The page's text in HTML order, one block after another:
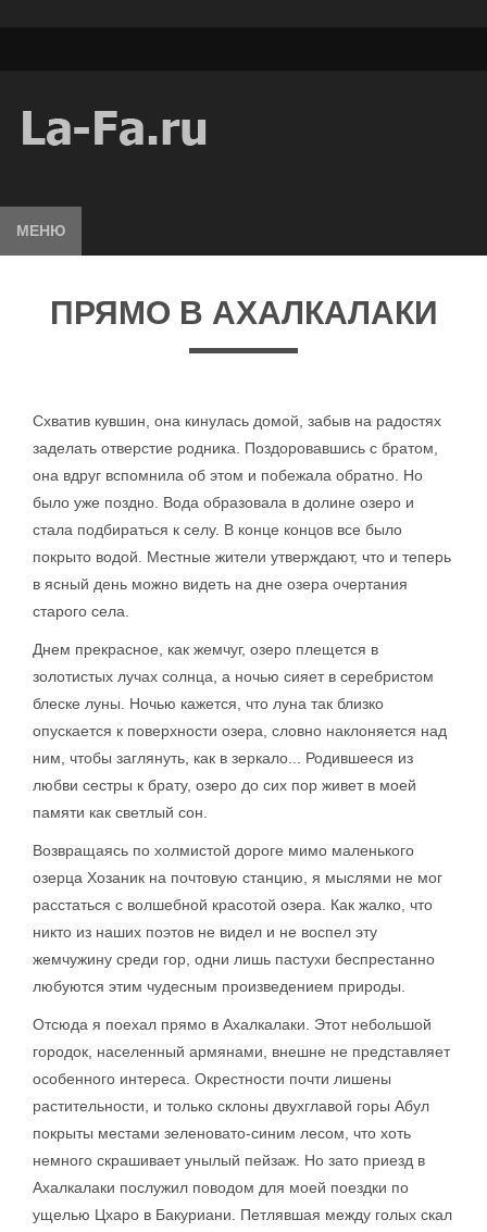
МЕНЮ
ПРЯМО В АХАЛКАЛАКИ
Схватив кувшин, она кинулась домой, забыв на радостях
заделать отверстие родника. Поздоровавшись с братом,
она вдруг вспомнила об этом и побежала обратно. Но
было уже поздно. Вода образовала в долине озеро и
стала подбираться к селу. В конце концов все было
покрыто водой. Местные жители утверждают, что и теперь
в ясный день можно видеть на дне озера очертания
старого села.
Днем прекрасное, как жемчуг, озеро плещется в
золотистых лучах солнца, а ночью сияет в серебристом
блеске луны. Ночью кажется, что луна так близко
опускается к поверхности озера, словно наклоняется над
ним, чтобы заглянуть, как в зеркало... Родившееся из
любви сестры к брату, озеро до сих пор живет в моей
памяти как светлый сон.
Возвращаясь по холмистой дороге мимо маленького
озерца Хозаник на почтовую станцию, я мыслями не мог
расстаться с волшебной красотой озера. Как жалко, что
никто из наших поэтов не видел и не воспел эту
жемчужину среди гор, одни лишь пастухи беспрестанно
любуются этим чудесным произведением природы.
Отсюда я поехал прямо в Ахалкалаки. Этот небольшой
городок, населенный армянами, внешне не представляет
особенного интереса. Окрестности почти лишены
растительности, и только склоны двухглавой горы Абул
покрыты местами зеленовато-синим лесом, что хоть
немного скрашивает унылый пейзаж. Но зато приезд в
Ахалкалаки послужил поводом для моей поездки по
ущелью Цхаро в Бакуриани. Петлявшая между голых скал